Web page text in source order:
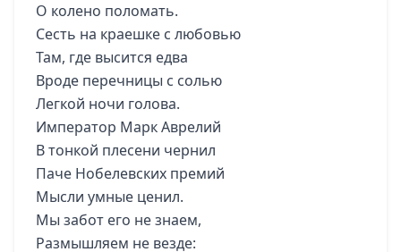
О колено поломать.
Сесть на краешке с любовью
Там, где высится едва
Вроде перечницы с солью
Легкой ночи голова.
Император Марк Аврелий
В тонкой плесени чернил
Паче Нобелевских премий
Мысли умные ценил.
Мы забот его не знаем,
Размышляем не везде: